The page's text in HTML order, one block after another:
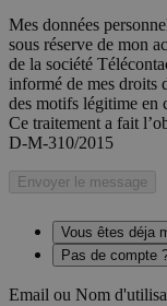
Mes données
sous réserve de mon
de la société
informé de mes droits
des motifs légitime en
Ce traitement a fait
D-M-310/2015
Envoyer le message
Vous êtes déja
Pas de compte
Email ou Nom